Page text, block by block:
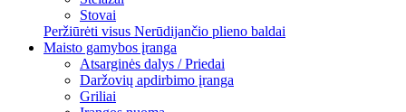
Stovai
Peržiūrėti visus Nerūdijančio plieno baldai
Maisto gamybos įranga
Atsarginės dalys / Priedai
Daržovių apdirbimo įranga
Griliai